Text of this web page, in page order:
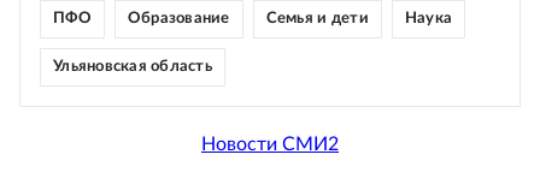
ПФО Образование Семья и дети Наука
Ульяновская область
Новости СМИ2